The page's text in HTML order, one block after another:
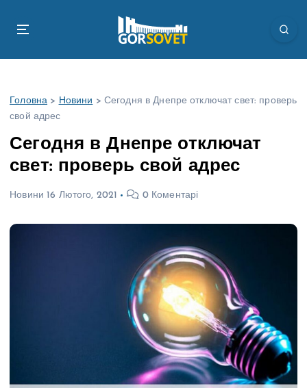
Головна > Новини > Сегодня в Днепре отключат свет: проверь
свой адрес
Сегодня в Днепре отключат
свет: проверь свой адрес
Новини 16 Лютого, 2021 0 Коментарі